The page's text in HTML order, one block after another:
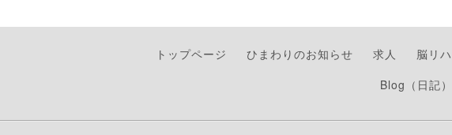
トップページ ひまわりのお知らせ 求人 脳リ
Blog（日記）